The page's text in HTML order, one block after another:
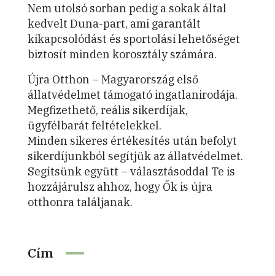
Nem utolsó sorban pedig a sokak által
kedvelt Duna-part, ami garantált
kikapcsolódást és sportolási lehetőséget
biztosít minden korosztály számára.
Újra Otthon – Magyarország első
állatvédelmet támogató ingatlanirodája.
Megfizethető, reális sikerdíjak,
ügyfélbarát feltételekkel.
Minden sikeres értékesítés után befolyt
sikerdíjunkból segítjük az állatvédelmet.
Segítsünk együtt – választásoddal Te is
hozzájárulsz ahhoz, hogy Ők is újra
otthonra találjanak.
Cím